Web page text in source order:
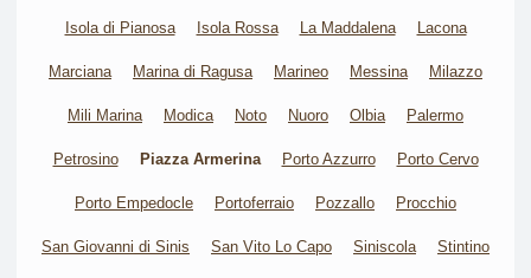
Isola di Pianosa Isola Rossa La Maddalena Lacona
Marciana Marina di Ragusa Marineo Messina Milazzo
Mili Marina Modica Noto Nuoro Olbia Palermo
Petrosino Piazza Armerina Porto Azzurro Porto Cervo
Porto Empedocle Portoferraio Pozzallo Procchio
San Giovanni di Sinis San Vito Lo Capo Siniscola Stintino